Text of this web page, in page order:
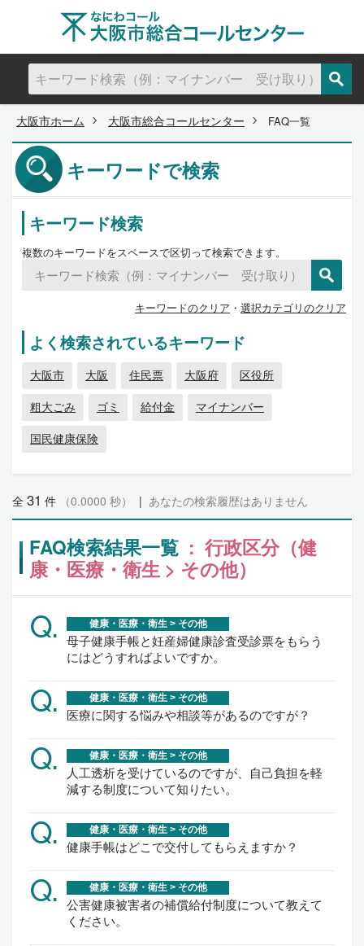
大阪市ホーム 大阪市総合コールセンター FAQ一覧
キーワードで検索
キーワード検索
複数のキーワードをスペースで区切って検索できます。
キーワードのクリア ・ 選択カテゴリのクリア
よく検索されているキーワード
大阪市 大阪 住民票 大阪府
区役所
粗大ごみ
ゴミ 給付金
マイナンバー
国民健康保険
全 31 件 （0.0000 秒） | あなたの検索履歴はありません
FAQ検索結果一覧 : 行政区分（健
康・医療・衛生 > その他）
Q. 健康・医療・衛生 > その他
母子健康手帳と妊産婦健康診査受診票をもらう
にはどうすればよいですか。
Q. 健康・医療・衛生 > その他
医療に関する悩みや相談等があるのですが？
Q. 健康・医療・衛生 > その他
人工透析を受けているのですが、自己負担を軽
減する制度について知りたい。
Q. 健康・医療・衛生 > その他
健康手帳はどこで交付してもらえますか？
Q. 健康・医療・衛生 > その他
公害健康被害者の補償給付制度について教えて
ください。